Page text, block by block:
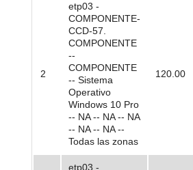
2
etp03 -
COMPONENTE-
CCD-57.
COMPONENTE
--
COMPONENTE
-- Sistema
Operativo
Windows 10 Pro
-- NA -- NA -- NA
-- NA -- NA --
Todas las zonas
120.00
etp03 -